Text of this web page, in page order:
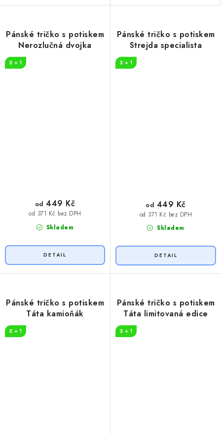
Pánské tričko s potiskem
Nerozlučná dvojka
2 + 1
Skladem
od 371 Kč bez DPH
od 449 Kč
Pánské tričko s potiskem
Strejda specialista
2 + 1
Skladem
od 371 Kč bez DPH
od 449 Kč
Pánské tričko s potiskem
Táta kamioňák
2 + 1
Pánské tričko s potiskem
Táta limitovaná edice
2 + 1